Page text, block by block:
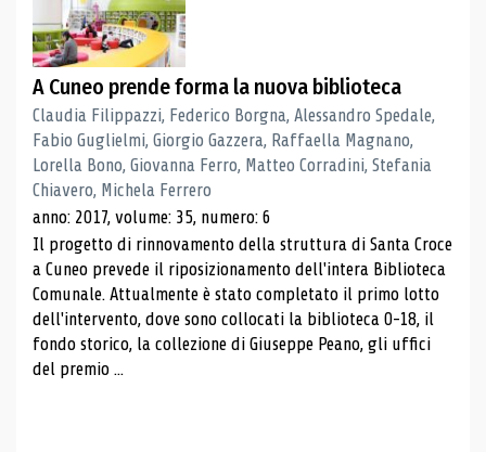
A Cuneo prende forma la nuova biblioteca
Claudia Filippazzi, Federico Borgna, Alessandro Spedale,
Fabio Guglielmi, Giorgio Gazzera, Raffaella Magnano,
Lorella Bono, Giovanna Ferro, Matteo Corradini, Stefania
Chiavero, Michela Ferrero
anno: 2017, volume: 35, numero: 6
Il progetto di rinnovamento della struttura di Santa Croce
a Cuneo prevede il riposizionamento dell'intera Biblioteca
Comunale. Attualmente è stato completato il primo lotto
dell'intervento, dove sono collocati la biblioteca 0-18, il
fondo storico, la collezione di Giuseppe Peano, gli uffici
del premio ...